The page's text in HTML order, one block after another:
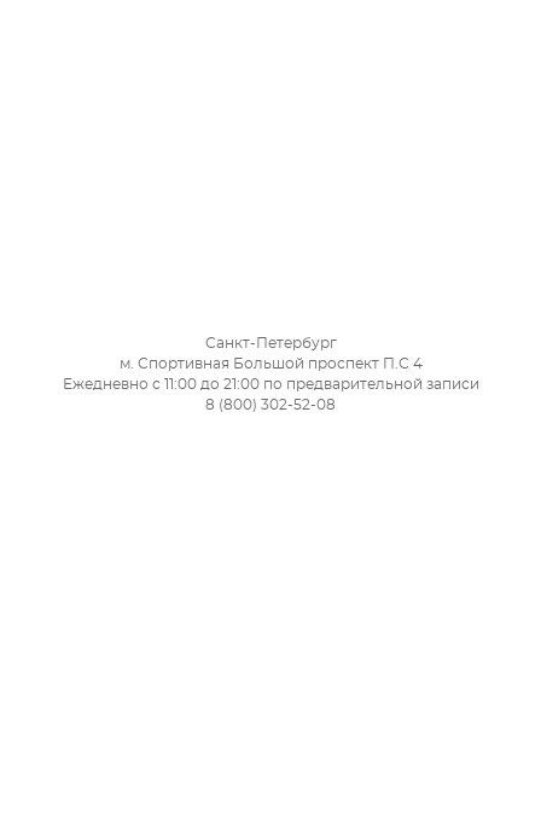
Санкт-Петербург
м. Спортивная Большой проспект П.С 4
Ежедневно с 11:00 до 21:00 по предварительной записи
8 (800) 302-52-08